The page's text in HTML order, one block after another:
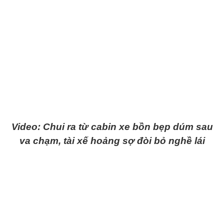
Video: Chui ra từ cabin xe bồn bẹp dúm sau
va chạm, tài xế hoảng sợ đòi bỏ nghề lái